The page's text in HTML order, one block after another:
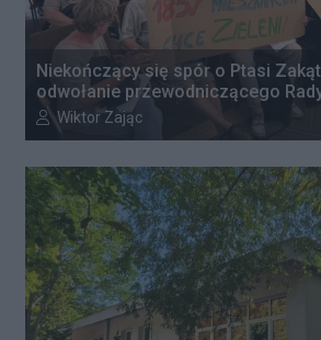
Niekończący się spór o Ptasi
odwołanie przewodniczącego
Autor artykułu:
Wiktor Zając